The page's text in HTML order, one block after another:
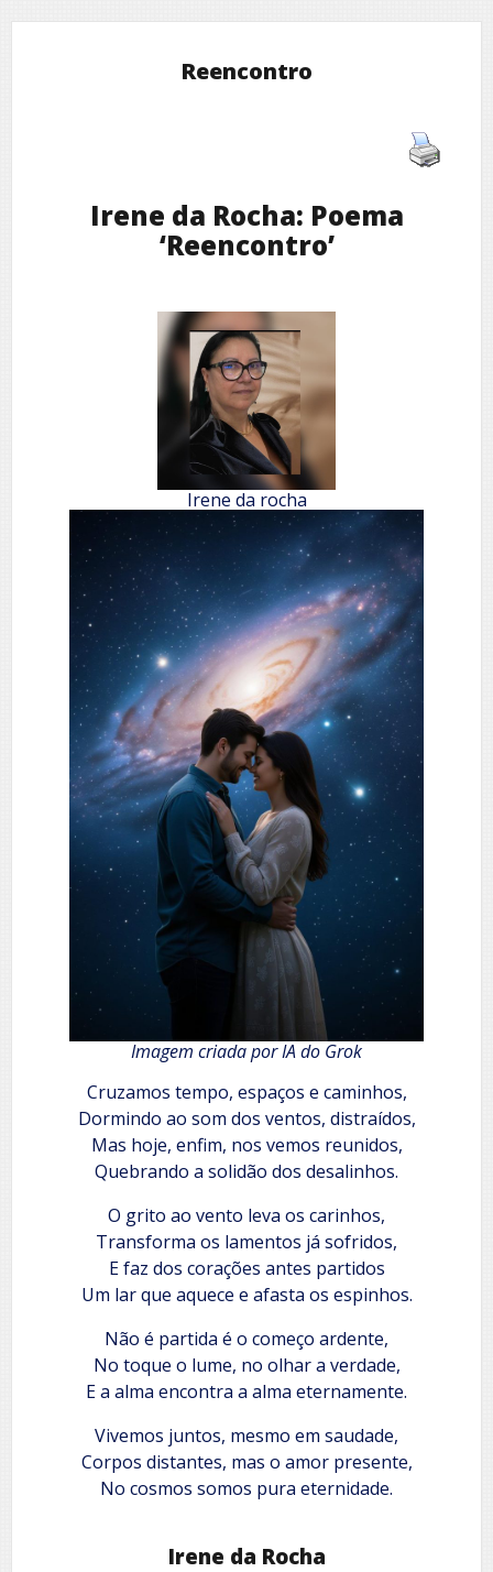
Reencontro
Irene da Rocha: Poema
‘Reencontro’
Irene da rocha
Imagem criada por IA do Grok
Cruzamos tempo, espaços e caminhos,
Dormindo ao som dos ventos, distraídos,
Mas hoje, enfim, nos vemos reunidos,
Quebrando a solidão dos desalinhos.
O grito ao vento leva os carinhos,
Transforma os lamentos já sofridos,
E faz dos corações antes partidos
Um lar que aquece e afasta os espinhos.
Não é partida é o começo ardente,
No toque o lume, no olhar a verdade,
E a alma encontra a alma eternamente.
Vivemos juntos, mesmo em saudade,
Corpos distantes, mas o amor presente,
No cosmos somos pura eternidade.
Irene da Rocha